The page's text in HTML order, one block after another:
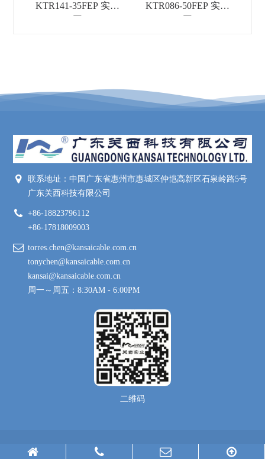
KTR141-35FEP 实物
KTR086-50FEP 实物
联系地址：中国广东省惠州市惠城区仲恺高新区石泉岭路5号
广东关西科技有限公司
+86-18823796112
+86-17818009003
torres.chen@kansaicable.com.cn
tonychen@kansaicable.com.cn
kansai@kansaicable.com.cn
周一～周五：8:30AM - 6:00PM
二维码
Copyright © 2024- 2026
广东关西科技有限公司 All Rights Reserved.